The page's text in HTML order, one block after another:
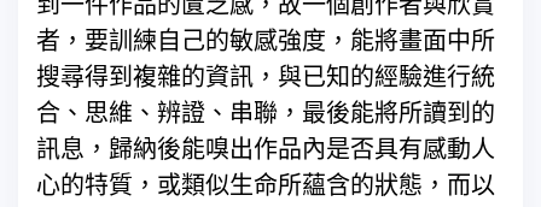
到一件作品的匱乏感，故一個創作者與欣賞
者，要訓練自己的敏感強度，能將畫面中所
搜尋得到複雜的資訊，與已知的經驗進行統
合、思維、辨證、串聯，最後能將所讀到的
訊息，歸納後能嗅出作品內是否具有感動人
心的特質，或類似生命所蘊含的狀態，而以